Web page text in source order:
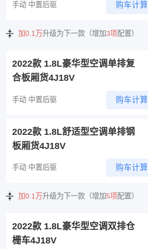
手动 中置后驱 购车计算
加0.1万升级为下一款（增加3项配置）
2022款 1.8L豪华型空调单排复
合板厢货4J18V
手动 中置后驱 购车计算
2022款 1.8L舒适型空调单排钢
板厢货4J18V
手动 中置后驱 购车计算
加0.1万升级为下一款（增加5项配置）
2022款 1.8L豪华型空调双排仓
栅车4J18V